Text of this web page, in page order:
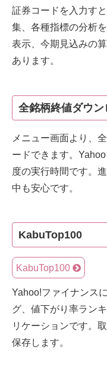
証券コードを入力す
集、各種指標の分析
表示、今期見込みの
あります。
全銘柄終値ダウン
メニュー画面より、
ードできます。
度の実行時間です。
中も安心です。
KabuTop100
KabuTop100
Yahoo!ファイナンス
グ、値下がり率ラン
リケーションです。
保存します。